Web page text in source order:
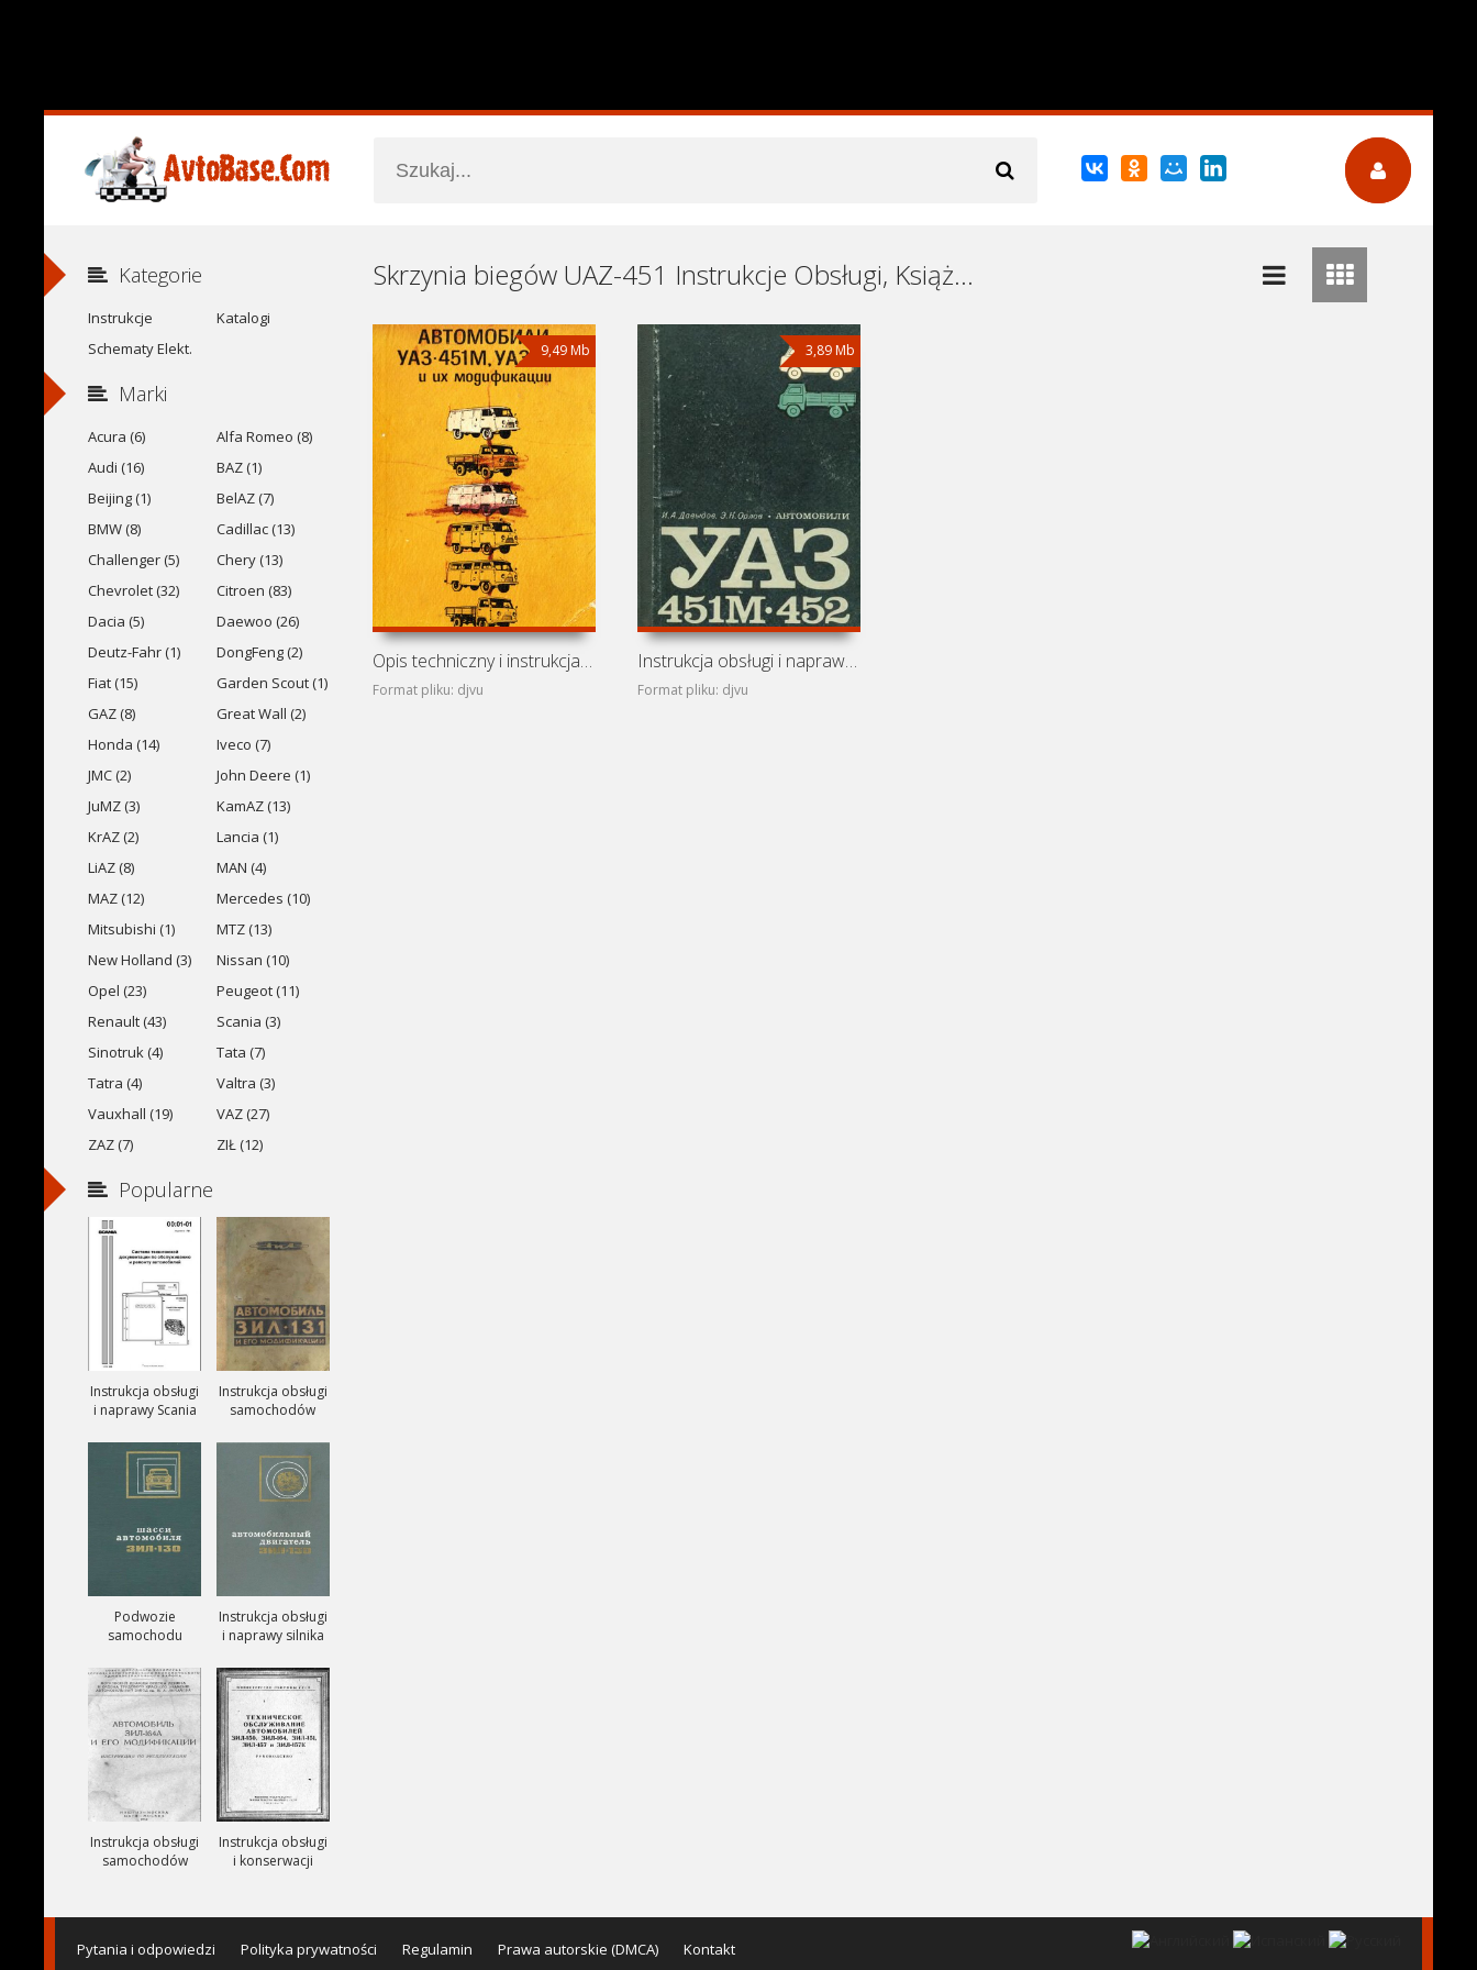
Skrzynia biegów UAZ-451 Instrukcje Obsługi, Książki Serwisowe i Naprawy Download - Pobierz za Darmo
9,49 Mb
Opis techniczny i instrukcja obsługi samochodów UAZ-451M,
Format pliku: djvu
3,89 Mb
Instrukcja obsługi i naprawy samochodów UAZ-451M i UAZ-452
Format pliku: djvu
Kategorie
Instrukcje
Katalogi
Schematy Elekt.
Marki
Acura (6)
Alfa Romeo (8)
Audi (16)
BAZ (1)
Beijing (1)
BelAZ (7)
BMW (8)
Cadillac (13)
Challenger (5)
Chery (13)
Chevrolet (32)
Citroen (83)
Dacia (5)
Daewoo (26)
Deutz-Fahr (1)
DongFeng (2)
Fiat (15)
Garden Scout (1)
GAZ (8)
Great Wall (2)
Honda (14)
Iveco (7)
JMC (2)
John Deere (1)
JuMZ (3)
KamAZ (13)
KrAZ (2)
Lancia (1)
LiAZ (8)
MAN (4)
MAZ (12)
Mercedes (10)
Mitsubishi (1)
MTZ (13)
New Holland (3)
Nissan (10)
Opel (23)
Peugeot (11)
Renault (43)
Scania (3)
Sinotruk (4)
Tata (7)
Tatra (4)
Valtra (3)
Vauxhall (19)
VAZ (27)
ZAZ (7)
ZIŁ (12)
Popularne
Instrukcja obsługi
i naprawy Scania
Instrukcja obsługi
samochodów
ZIŁ-131, ZIŁ-131A
i ZIŁ-131V
Podwozie
samochodu
Instrukcja obsługi
i naprawy silnika
Instrukcja obsługi
samochodów
Instrukcja obsługi
i konserwacji
ZIŁ-157, ZIŁ-157K
Pytania i odpowiedzi Polityka prywatności Regulamin Prawa autorskie (DMCA) Kontakt